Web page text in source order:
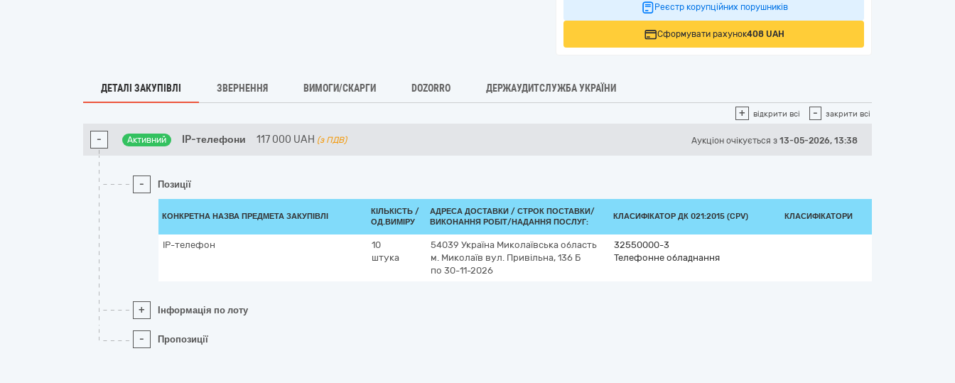
Реєстр корупційних порушників
Сформувати рахунок408 UAH
ДЕТАЛІ ЗАКУПІВЛІ ЗВЕРНЕННЯ ВИМОГИ/СКАРГИ DOZORRO ДЕРЖАУДИТСЛУЖБА УКРАЇНИ
+ відкрити всі - закрити всі
- Активний IP-телефони 117 000 UAH (з ПДВ) Аукціон очікується з 13-05-2026, 13:38
- Позиції
КОНКРЕТНА НАЗВА ПРЕДМЕТА ЗАКУПІВЛІ
КІЛЬКІСТЬ /
ОД.ВИМІРУ
АДРЕСА ДОСТАВКИ / СТРОК ПОСТАВКИ/
ВИКОНАННЯ РОБІТ/НАДАННЯ ПОСЛУГ:
КЛАСИФІКАТОР ДК 021:2015 (CPV) КЛАСИФІКАТОРИ
IP-телефон
10
штука
54039 Україна Миколаївська область
м. Миколаїв вул. Привільна, 136 Б
по 30-11-2026
32550000-3
Телефонне обладнання
+ Інформація по лоту
- Пропозиції